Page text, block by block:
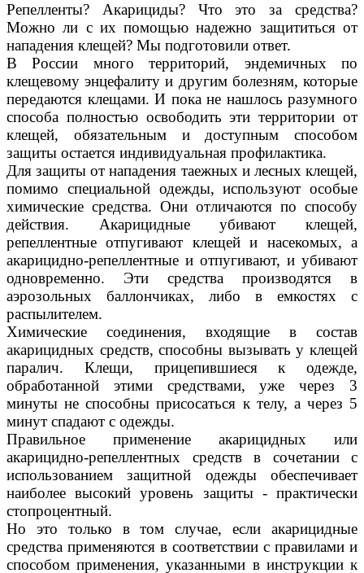
Репелленты? Акарициды? Что это за средства?
Можно ли с их помощью надежно защититься от
нападения клещей? Мы подготовили ответ.
В России много территорий, эндемичных по
клещевому энцефалиту и другим болезням, которые
передаются клещами. И пока не нашлось разумного
способа полностью освободить эти территории от
клещей, обязательным и доступным способом
защиты остается индивидуальная профилактика.
Для защиты от нападения таежных и лесных клещей,
помимо специальной одежды, используют особые
химические средства. Они отличаются по способу
действия. Акарицидные убивают клещей,
репеллентные отпугивают клещей и насекомых, а
акарицидно-репеллентные и отпугивают, и убивают
одновременно. Эти средства производятся в
аэрозольных баллончиках, либо в емкостях с
распылителем.
Химические соединения, входящие в состав
акарицидных средств, способны вызывать у клещей
паралич. Клещи, прицепившиеся к одежде,
обработанной этими средствами, уже через 3
минуты не способны присосаться к телу, а через 5
минут спадают с одежды.
Правильное применение акарицидных или
акарицидно-репеллентных средств в сочетании с
использованием защитной одежды обеспечивает
наиболее высокий уровень защиты - практически
стопроцентный.
Но это только в том случае, если акарицидные
средства применяются в соответствии с правилами и
способом применения, указанными в инструкции к